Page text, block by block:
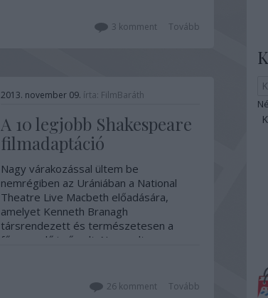
Tovább
3 komment
2013. november 09. írta: FilmBaráth
A 10 legjobb Shakespeare
filmadaptáció
Nagy várakozással ültem be
nemrégiben az Urániában a National
Theatre Live Macbeth előadására,
amelyet Kenneth Branagh
társrendezett és természetesen a
főszereplő is ő volt. Nem volt rossz a
Tovább
26komment